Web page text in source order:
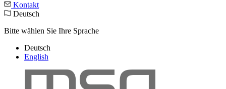
Kontakt
Deutsch
Bitte wählen Sie Ihre Sprache
Deutsch
English